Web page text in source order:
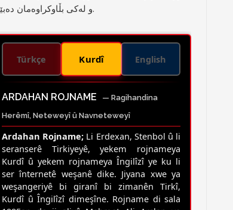
و لەکی بڵاوکراوەمان دەبێت.
Türkçe Kurdî English
ARDAHAN ROJNAME
— Ragihandina
Herêmî, Neteweyî û Navneteweyî
Ardahan Rojname; Li Erdexan, Stenbol û li
seranserê Tirkiyeyê, yekem rojnameya
Kurdî û yekem rojnameya Îngilîzî ye ku li
ser înternetê weşanê dike. Jiyana xwe ya
weşangeriyê bi giranî bi zimanên Tirkî,
Kurdî û Îngilîzî dimeşîne. Rojname di sala